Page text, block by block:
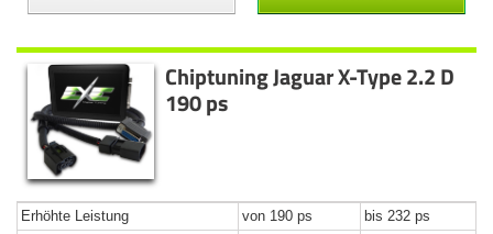
Chiptuning Jaguar X-Type 2.2 D
190 ps
Erhöhte Leistung von 190 ps
bis 232 ps